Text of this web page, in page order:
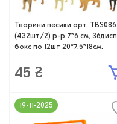
Тварини песики арт. TBS086
(432шт/2) р-р 7*6 см, 36дисп
бокс по 12шт 20*7,5*18см.
45 ₴
19-11-2025